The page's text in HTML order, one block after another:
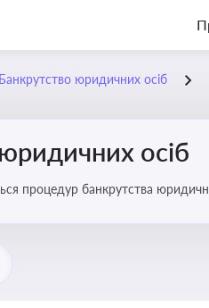
Банкрутство юридичних осіб
осіб
процедур банкрутства